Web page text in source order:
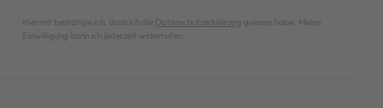
Hiermit bestätige ich, dass ich die Datenschutzerklärung gelesen habe. Meine
Einwilligung kann ich jederzeit widerrufen.